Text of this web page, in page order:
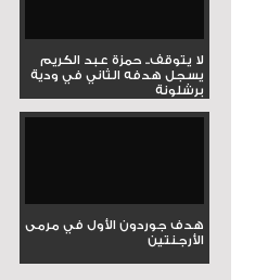
لا يتوقف.. حمزة عبد الكريم
يسجل هدفه الثاني في ودية
برشلونة
هدف جوردون الأول في مرمى
الأرجنتين